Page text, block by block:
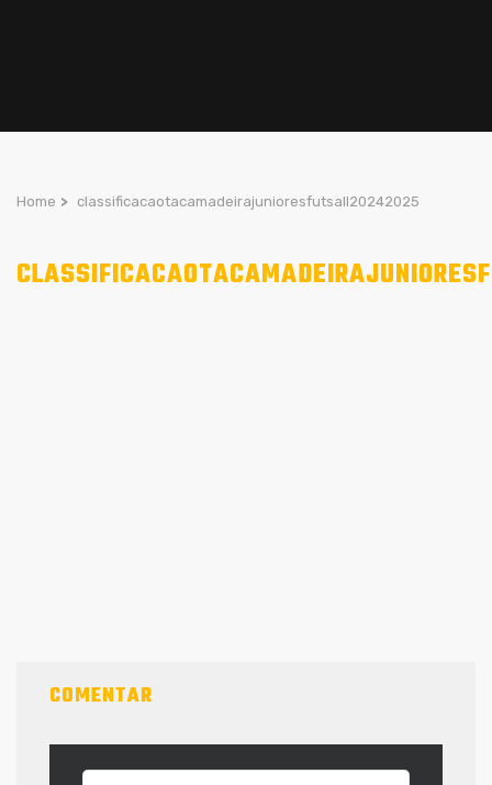
Home > classificacaotacamadeirajunioresfutsall20242025
COMENTAR